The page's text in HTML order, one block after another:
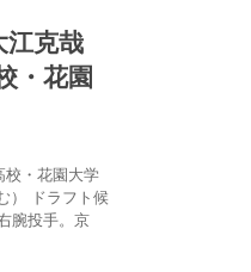
江克哉
・花園
校・花園大学
） ドラフト候
腕投手。京